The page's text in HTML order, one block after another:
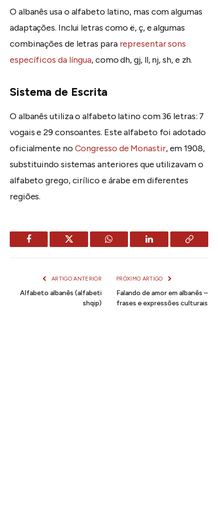
O albanês usa o alfabeto latino, mas com algumas
adaptações. Inclui letras como ë, ç, e algumas
combinações de letras para representar sons
específicos da língua, como dh, gj, ll, nj, sh, e zh.
Sistema de Escrita
O albanês utiliza o alfabeto latino com 36 letras: 7
vogais e 29 consoantes. Este alfabeto foi adotado
oficialmente no Congresso de Monastir, em 1908,
substituindo sistemas anteriores que utilizavam o
alfabeto grego, cirílico e árabe em diferentes
regiões.
Facebook Twitter WhatsApp LinkedIn
Copy
ARTIGO ANTERIOR
Alfabeto albanês (alfabeti
shqip)
PRÓXIMO ARTIGO
Falando de amor em albanês –
frases e expressões culturais